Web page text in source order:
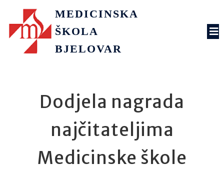
MEDICINSKA
ŠKOLA
BJELOVAR
Dodjela nagrada
najčitateljima
Medicinske škole